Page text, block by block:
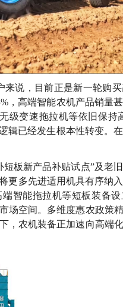
说，目前正是新一轮购
，高端智能农机产品销量
级变速拖拉机等依旧保持
辑已经发生根本性转变。
板新产品补贴试点”及老
更多先进适用机具有序纳
智能拖拉机等短板装备
场空间。多维度惠农政策
，农机装备正加速向高端